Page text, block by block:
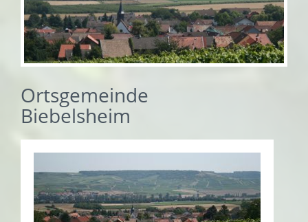
Verwaltung
Tourismus
Gemeinden
Ortsgemeinde
Biebelsheim